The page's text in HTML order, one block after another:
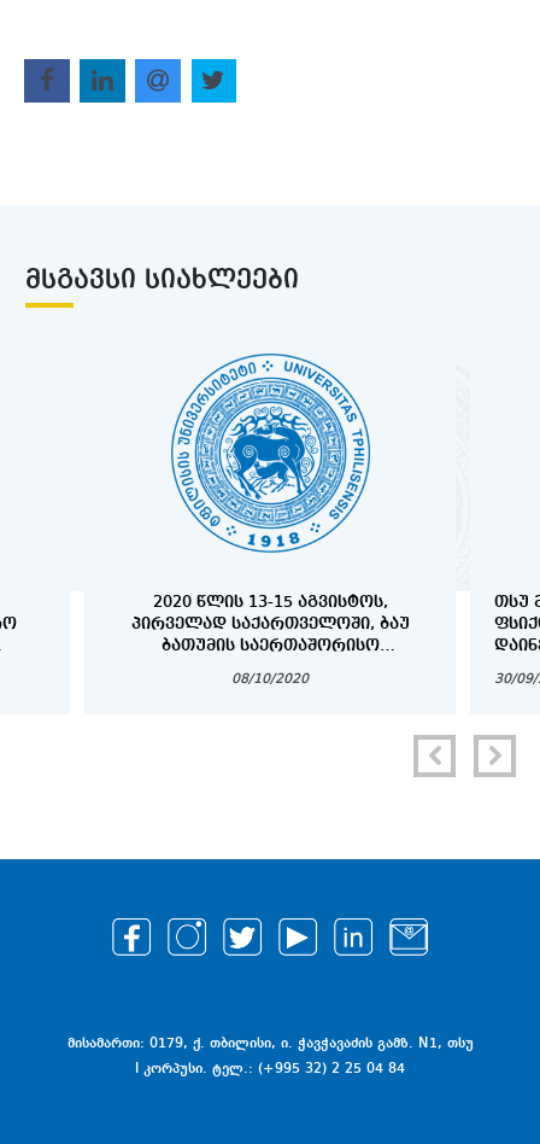
ᲛᲡᲒᲐᲕᲡᲘ ᲡᲘᲐᲮᲚᲔᲔᲑᲘ
2020 ᲬᲚᲘᲡ 13-15 ᲐᲒᲕᲘᲡᲢᲝᲡ,
ᲞᲘᲠᲕᲔᲚᲐᲓ ᲡᲐᲥᲐᲠᲗᲕᲔᲚᲝᲨᲘ, ᲑᲐᲣ
ᲑᲐᲗᲣᲛᲘᲡ ᲡᲐᲔᲠᲗᲐᲨᲝᲠᲘᲡᲝ
ᲛᲔᲓᲘᲪᲘᲜᲘᲡ ᲤᲐᲙᲣᲚᲢᲔᲢᲘᲡ
08/10/2020
ᲗᲡᲣ
30/
მისამართი: 0179, ქ. თბილისი, ი. ჭავჭავაძის გამზ. N1, თსუ
I კორპუსი. ტელ.: (+995 32) 2 25 04 84